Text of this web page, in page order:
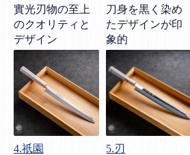
實光刃物の至上
のクオリティと
デザイン
刀身を黒く染め
たデザインが印
象的
4.祇園 5.刃